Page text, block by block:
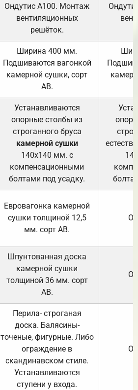
Ондутис А100. Монтаж
вентиляционных
решёток.
Ширина 400 мм.
Подшиваются вагонкой
камерной сушки, сорт
АВ.
Устанавливаются
опорные столбы из
строганного бруса
камерной сушки
140х140 мм. с
компенсационными
болтами под усадку.
Евровагонка камерной
сушки толщиной 12,5
мм. сорт АВ.
Шпунтованная доска
камерной сушки
толщиной 36 мм. сорт
АВ.
Перила- строганая
доска. Балясины-
точеные, фигурные. Либо
ограждение в
скандинавском стиле.
Устанавливаются
ступени у входа.